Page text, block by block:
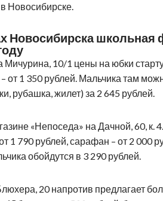
Новосибирске.
Новосибирска
Мичурина, 10/1 цены на юбки
от 1 350 рублей. Мальчика там
рубашка, жилет) за 2 645 рублей.
«Непоседа» на Дачной, 60, к.
1 790 рублей, сарафан – от 2 000
обойдутся в 3 290 рублей.
20 напротив предлагает